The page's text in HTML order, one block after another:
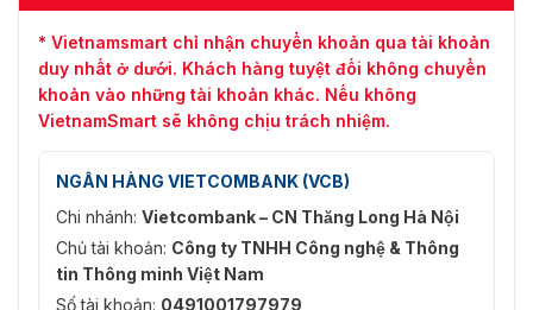
thanh
LC
Tốc độ bit
64 Kbps (G.711ulaw/G.711alaw)/16 Kbps
(G.722.1)/16 Kbps (G.726)/32 đến 192 Kbps
(MP2L2)/8 đến 320 Kbps (MP3)/16 đến 64
Kbps (AAC-LC)
Tỷ lệ lấy
thanh
Lọc tiếng
ồn môi
* Vietnamsmart chỉ nhận chuyển khoản qua tài khoản
duy nhất ở dưới. Khách hàng tuyệt đối không chuyển
khoản vào những tài khoản khác. Nếu không
VietnamSmart sẽ không chịu trách nhiệm.
NGÂN HÀNG VIETCOMBANK (VCB)
Chi nhánh: Vietcombank – CN Thăng Long Hà Nội
Chủ tài khoản: Công ty TNHH Công nghệ & Thông
tin Thông minh Việt Nam
Số tài khoản: 0491001797979